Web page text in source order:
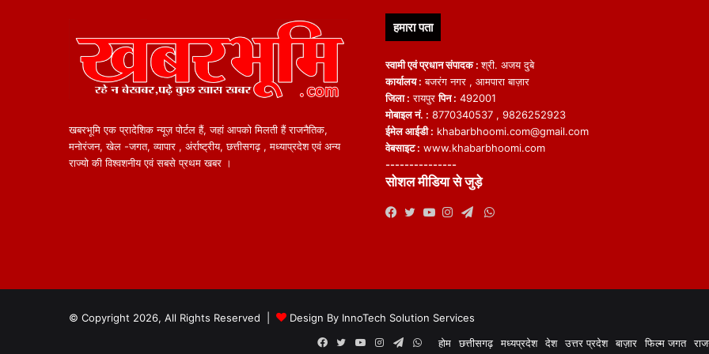
खबरभूमि एक प्रादेशिक न्यूज़ पोर्टल हैं, जहां आपको मिलती हैं राजनैतिक,
मनोरंजन, खेल -जगत, व्यापार , अंर्राष्ट्रीय, छत्तीसगढ़ , मध्याप्रदेश एवं अन्य
राज्यो की विश्वशनीय एवं सबसे प्रथम खबर ।
हमारा पता
स्वामी एवं प्रधान संपादक :श्री. अजय दुबे
कार्यालय : बजरंग नगर , आमपारा बाज़ार
जिला : रायपुरपिन : 492001
मोबाइल नं. : 8770340537 , 9826252923
ईमेल आईडी : khabarbhoomi.com@gmail.com
वेबसाइट : www.khabarbhoomi.com
---------------
सोशल मीडिया से जुड़े
© Copyright 2026, All Rights Reserved | Design By InnoTech Solution Services
होम
छत्तीसगढ़ मध्यप्रदेश देश उत्तर प्रदेश बाज़ार फिल्म जगत
Facebook
TwitterYouTubeInstagramTelegram
WhatsApp